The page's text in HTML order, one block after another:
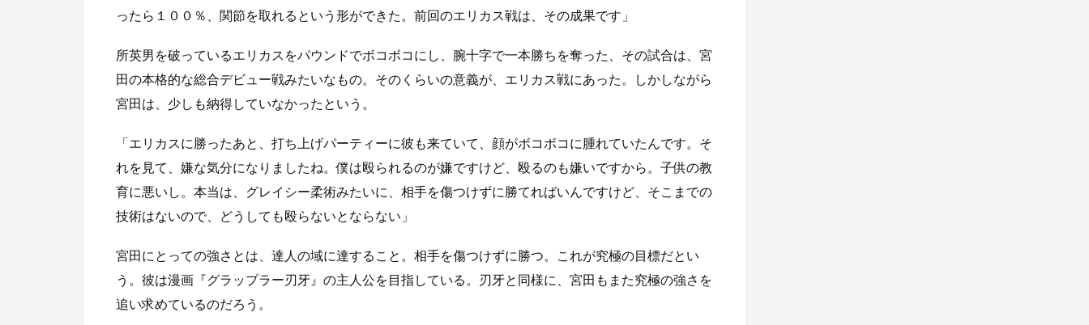
ったら１００％、関節を取れるという形ができた。前回のエリカス戦は、その成果です」
所英男を破っているエリカスをパウンドでボコボコにし、腕十字で一本勝ちを奪った、その試合は、宮
田の本格的な総合デビュー戦みたいなもの。そのくらいの意義が、エリカス戦にあった。しかしながら
宮田は、少しも納得していなかったという。
「エリカスに勝ったあと、打ち上げパーティーに彼も来ていて、顔がボコボコに腫れていたんです。そ
れを見て、嫌な気分になりましたね。僕は殴られるのが嫌ですけど、殴るのも嫌いですから。子供の教
育に悪いし。本当は、グレイシー柔術みたいに、相手を傷つけずに勝てればいんですけど、そこまでの
技術はないので、どうしても殴らないとならない」
宮田にとっての強さとは、達人の域に達すること。相手を傷つけずに勝つ。これが究極の目標だとい
う。彼は漫画『グラップラー刃牙』の主人公を目指している。刃牙と同様に、宮田もまた究極の強さを
追い求めているのだろう。